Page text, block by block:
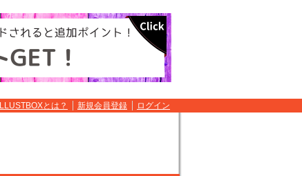
ILLUSTBOXとは？ 新規会員登録 ログイン